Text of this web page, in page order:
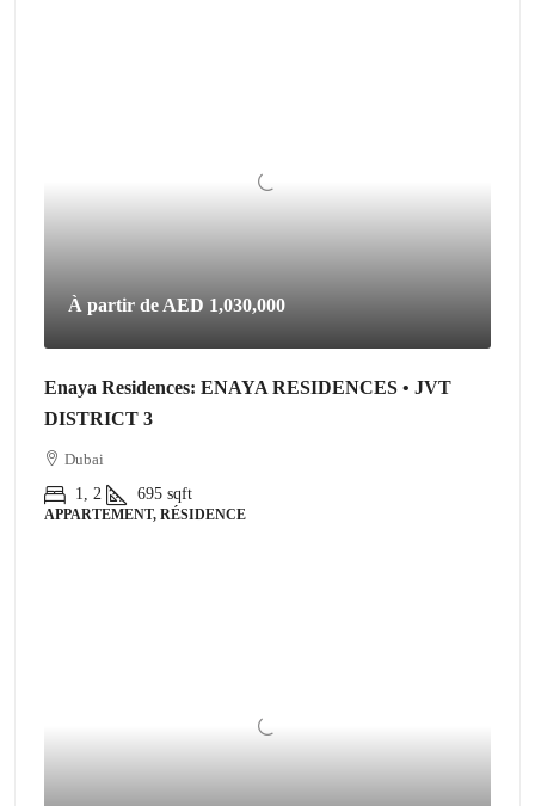
À partir de AED 1,030,000
Enaya Residences: ENAYA RESIDENCES • JVT
DISTRICT 3
Dubai
1, 2
695 sqft
APPARTEMENT, RÉSIDENCE